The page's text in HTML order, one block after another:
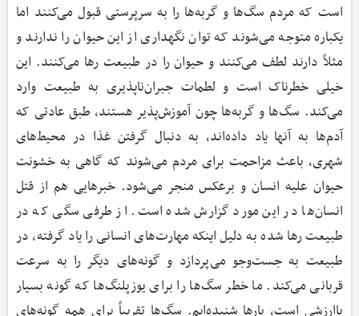
است که مردم سگ‌ها و گربه‌ها را به سرپرستی قبول می‌کنند اما
یکباره متوجه می‌شوند که توان نگهداری از این حیوان را ندارند و
مثلاً دارند لطف می‌کنند و حیوان را در طبیعت رها می‌کنند. این
خیلی خطرناک است و لطمات جبران‌ناپذیری به طبیعت وارد
می‌کند. سگ‌ها و گربه‌ها چون آموزش‌پذیر هستند، طبق عادتی که
آدم‌ها به آنها یاد داده‌اند، به دنبال گرفتن غذا در محیط‌های
شهری، باعث مزاحمت برای مردم می‌شوند که گاهی به خشونت
حیوان علیه انسان و برعکس منجر می‌شود. خبرهایی هم از قتل
انسان‌ها در این مورد گزارش شده است. از طرفی سگی که در
طبیعت رها شده به دلیل اینکه مهارت‌های انسانی را یاد گرفته، در
طبیعت به جست‌وجو می‌پردازد و گونه‌های دیگر را به سرعت
قربانی می‌کند. ما خطر سگ‌ها را برای یوزپلنگ‌ها که گونه بسیار
باارزشی است، بارها شنیده‌ایم. سگ‌ها تقریباً برای همه گونه‌های